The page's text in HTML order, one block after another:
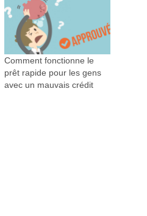
Comment fonctionne le
prêt rapide pour les gens
avec un mauvais crédit